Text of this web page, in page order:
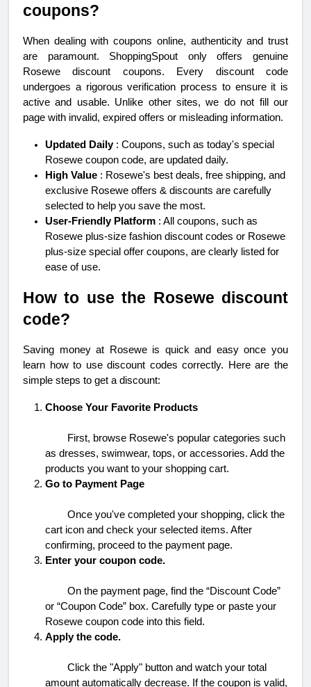
coupons?
When dealing with coupons online, authenticity and trust
are paramount. ShoppingSpout only offers genuine
Rosewe discount coupons. Every discount code
undergoes a rigorous verification process to ensure it is
active and usable. Unlike other sites, we do not fill our
page with invalid, expired offers or misleading information.
Updated Daily : Coupons, such as today's special
Rosewe coupon code, are updated daily.
High Value : Rosewe's best deals, free shipping, and
exclusive Rosewe offers & discounts are carefully
selected to help you save the most.
User-Friendly Platform : All coupons, such as
Rosewe plus-size fashion discount codes or Rosewe
plus-size special offer coupons, are clearly listed for
ease of use.
How to use the Rosewe discount
code?
Saving money at Rosewe is quick and easy once you
learn how to use discount codes correctly. Here are the
simple steps to get a discount:
Choose Your Favorite Products
First, browse Rosewe's popular categories such
as dresses, swimwear, tops, or accessories. Add the
products you want to your shopping cart.
Go to Payment Page
Once you've completed your shopping, click the
cart icon and check your selected items. After
confirming, proceed to the payment page.
Enter your coupon code.
On the payment page, find the “Discount Code”
or “Coupon Code” box. Carefully type or paste your
Rosewe coupon code into this field.
Apply the code.
Click the "Apply" button and watch your total
amount automatically decrease. If the coupon is valid,